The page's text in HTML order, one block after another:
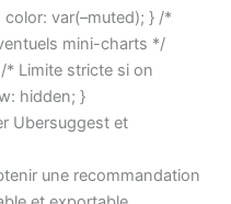
var(–muted); } /*
mini-charts */
Limite stricte si on
hidden; }
Ubersuggest et
une recommandation